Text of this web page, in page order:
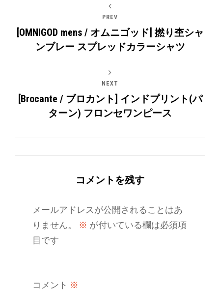
PREV
[OMNIGOD mens / オムニゴッド] 撚り杢シャ
ンブレー スプレッドカラーシャツ
NEXT
[Brocante / ブロカント] インドプリント(パ
ターン) フロンセワンピース
コメントを残す
メールアドレスが公開されることはあ
りません。
※ が付いている欄は必須項
目です
コメント ※